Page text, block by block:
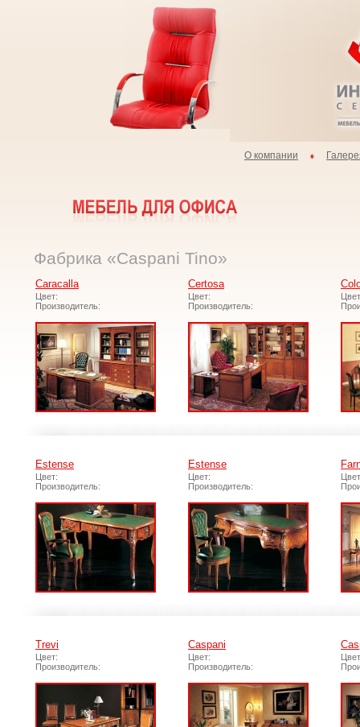
О компании
Фабрика «Caspani Tino»
Caracalla
Цвет:
Производитель:
Certosa
Цвет:
Производитель:
Estense
Цвет:
Производитель:
Estense
Цвет:
Производитель:
Trevi
Цвет:
Производитель:
Caspani
Цвет:
Производитель: